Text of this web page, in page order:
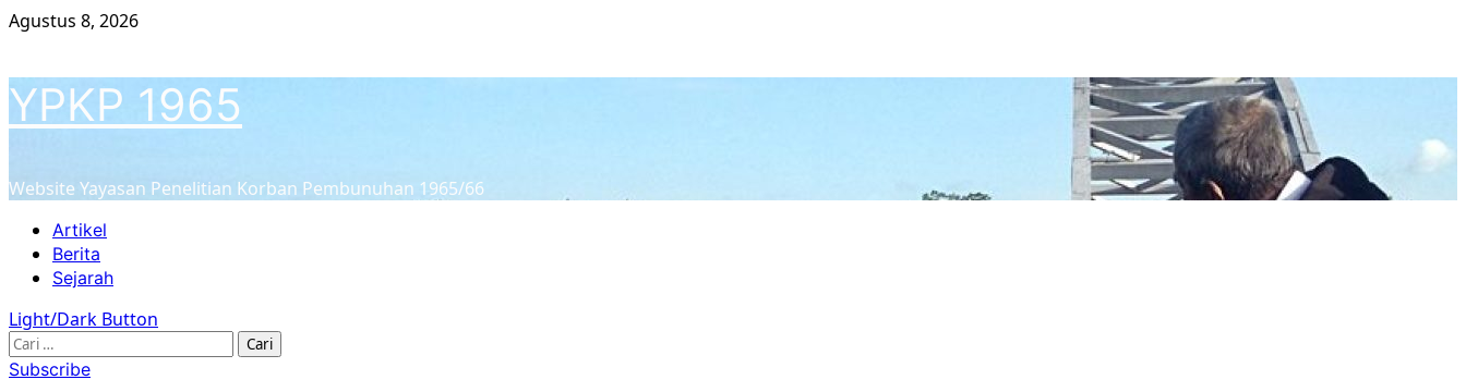
Skip
Agustus 8, 2026
YPKP 1965
Website Yayasan Penelitian Korban Pembunuhan 1965/66
Primary
Menu
Artikel
Berita
Sejarah
Light/Dark Button
Cari
untuk:
Subscribe